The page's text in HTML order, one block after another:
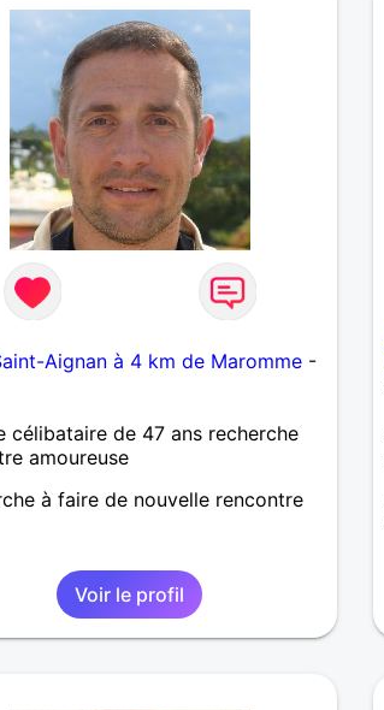
Aignan à 4 km de Maromme -
célibataire de 47 ans recherche
amoureuse
à faire de nouvelle rencontre
Voir le profil